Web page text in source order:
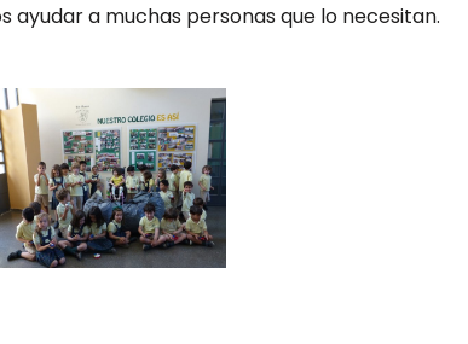
a muchas personas que lo necesitan.